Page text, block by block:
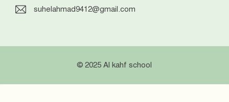
suhelahmad9412@gmail.com
© 2025 Al kahf school